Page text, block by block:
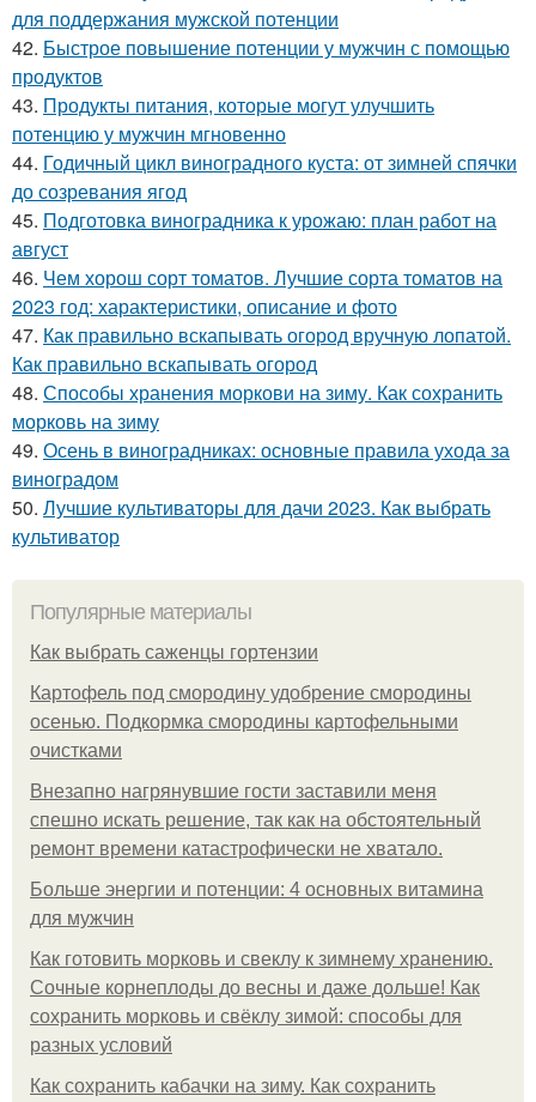
для поддержания мужской потенции
42. Быстрое повышение потенции у мужчин с помощью
продуктов
43. Продукты питания, которые могут улучшить
потенцию у мужчин мгновенно
44. Годичный цикл виноградного куста: от зимней спячки
до созревания ягод
45. Подготовка виноградника к урожаю: план работ на
август
46. Чем хорош сорт томатов. Лучшие сорта томатов на
2023 год: характеристики, описание и фото
47. Как правильно вскапывать огород вручную лопатой.
Как правильно вскапывать огород
48. Способы хранения моркови на зиму. Как сохранить
морковь на зиму
49. Осень в виноградниках: основные правила ухода за
виноградом
50. Лучшие культиваторы для дачи 2023. Как выбрать
культиватор
Популярные материалы
Как выбрать саженцы гортензии
Картофель под смородину удобрение смородины
осенью. Подкормка смородины картофельными
очистками
Внезапно нагрянувшие гости заставили меня
спешно искать решение, так как на обстоятельный
ремонт времени катастрофически не хватало.
Больше энергии и потенции: 4 основных витамина
для мужчин
Как готовить морковь и свеклу к зимнему хранению.
Сочные корнеплоды до весны и даже дольше! Как
сохранить морковь и свёклу зимой: способы для
разных условий
Как сохранить кабачки на зиму. Как сохранить